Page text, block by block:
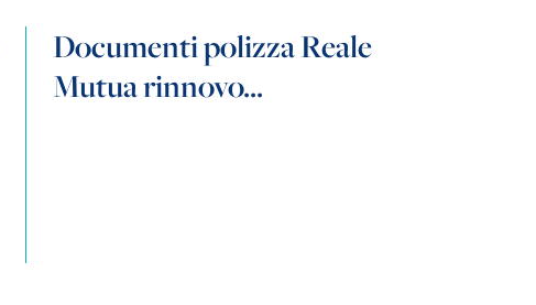
Documenti polizza Reale
Mutua rinnovo...